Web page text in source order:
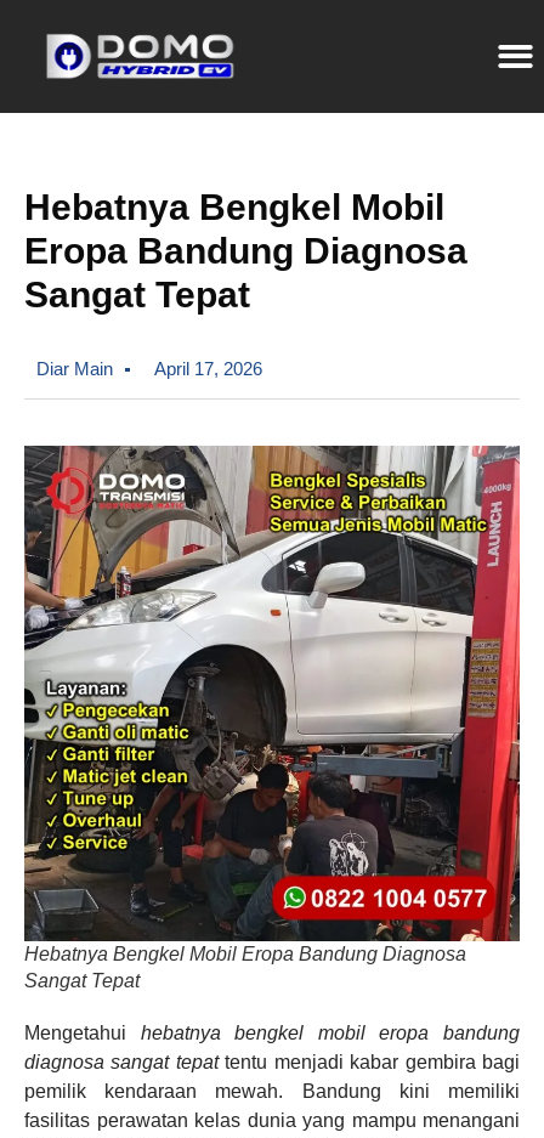
Hebatnya Bengkel Mobil
Eropa Bandung Diagnosa
Sangat Tepat
Diar Main April 17, 2026
Hebatnya Bengkel Mobil Eropa Bandung Diagnosa
Sangat Tepat
Mengetahui hebatnya bengkel mobil eropa bandung
diagnosa sangat tepattentu menjadi kabar gembira bagi
pemilik kendaraan mewah. Bandung kini memiliki
fasilitas perawatan kelas dunia yang mampu menangani